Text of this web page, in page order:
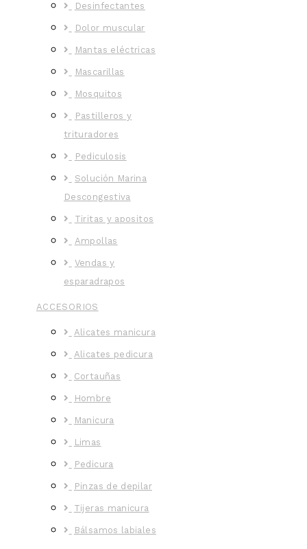
Desinfectantes
Dolor muscular
Mantas eléctricas
Mascarillas
Mosquitos
Pastilleros y
trituradores
Pediculosis
Solución Marina
Descongestiva
Tiritas y apositos
Ampollas
Vendas y
esparadrapos
ACCESORIOS
Alicates manicura
Alicates pedicura
Cortauñas
Hombre
Manicura
Limas
Pedicura
Pinzas de depilar
Tijeras manicura
Bálsamos labiales